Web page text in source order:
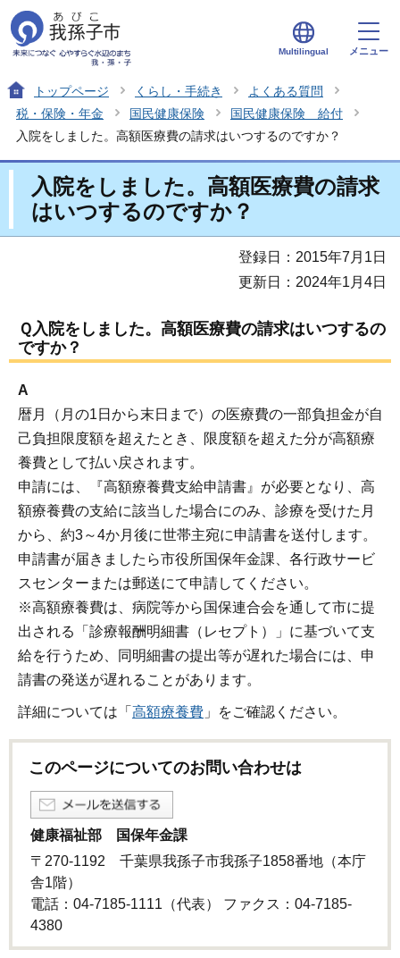
Multilingual メニュー
トップページ くらし・手続き
よくある質問
税・保険・年金
国民健康保険
国民健康保険 給付
入院をしました。高額医療費の請求はいつするのですか？
入院をしました。高額医療費の請求
はいつするのですか？
登録日：2015年7月1日
更新日：2024年1月4日
Ｑ入院をしました。高額医療費の請求はいつするの
ですか？
A
暦月（月の1日から末日まで）の医療費の一部負担金が自
己負担限度額を超えたとき、限度額を超えた分が高額療
養費として払い戻されます。
申請には、『高額療養費支給申請書』が必要となり、高
額療養費の支給に該当した場合にのみ、診療を受けた月
から、約3～4か月後に世帯主宛に申請書を送付します。
申請書が届きましたら市役所国保年金課、各行政サービ
スセンターまたは郵送にて申請してください。
※高額療養費は、病院等から国保連合会を通して市に提
出される「診療報酬明細書（レセプト）」に基づいて支
給を行うため、同明細書の提出等が遅れた場合には、申
請書の発送が遅れることがあります。
詳細については「 高額療養費 」をご確認ください。
このページについてのお問い合わせは
健康福祉部 国保年金課
〒270-1192 千葉県我孫子市我孫子1858番地（本庁
舎1階）
電話：04-7185-1111（代表） ファクス：04-7185-
4380